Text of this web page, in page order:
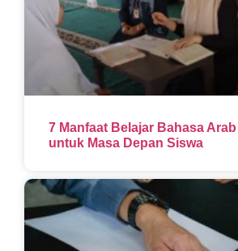
7 Manfaat Belajar Bahasa
untuk Masa Depan Siswa